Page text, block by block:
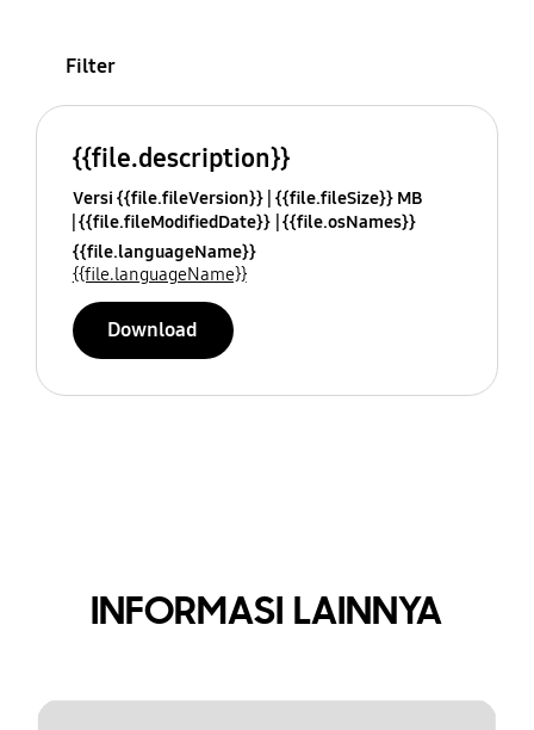
Filter
{{file.description}}
Versi {{file.fileVersion}} {{file.fileSize}} MB
{{file.fileModifiedDate}} {{file.osNames}}
{{file.languageName}}
{{file.languageName}}
Download
INFORMASI LAINNYA